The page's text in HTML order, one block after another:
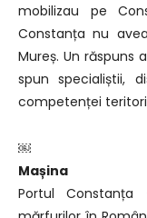
mobilizau pe
Constanța nu
Mureș. Un răspuns
spun specialiștii,
competenței
￼
Mașina
Portul